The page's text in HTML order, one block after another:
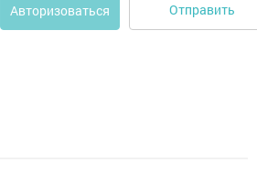
Авторизоваться Отправить